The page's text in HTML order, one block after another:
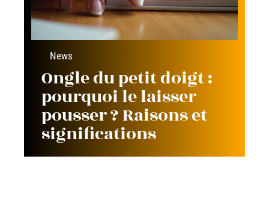
News
Ongle du petit doigt :
pourquoi le laisser
pousser ? Raisons et
significations